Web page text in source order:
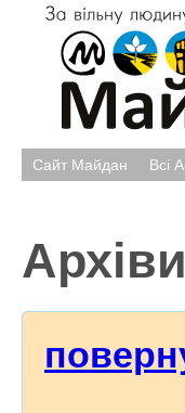
Сайт Майдан Всі